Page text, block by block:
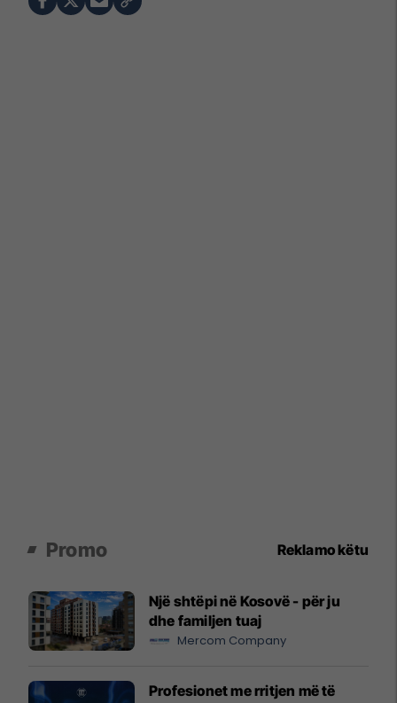
Promo Reklamo këtu
Një shtëpi në Kosovë - për ju
dhe familjen tuaj
Mercom Company
Profesionet me rritjen më të